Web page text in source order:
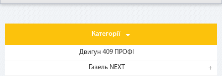
Категорії
Двигун 409 ПРОФІ
Газель NEXT